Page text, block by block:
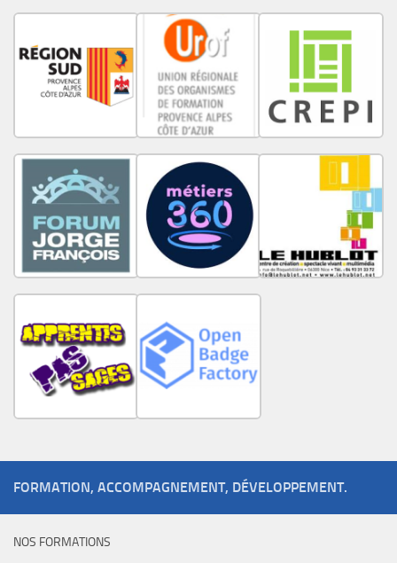
FORMATION, ACCOMPAGNEMENT, DÉVELOPPEMENT.
NOS FORMATIONS